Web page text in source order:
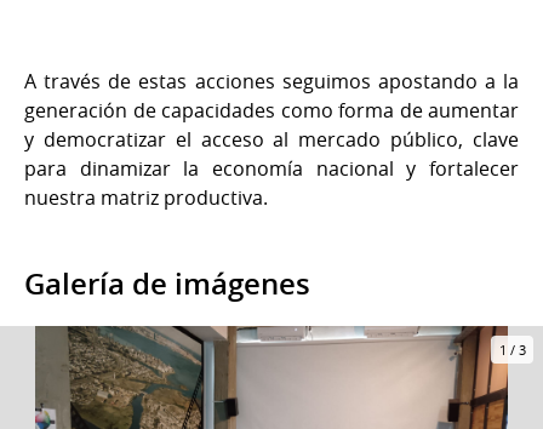
A través de estas acciones seguimos apostando a la
generación de capacidades como forma de aumentar
y democratizar el acceso al mercado público, clave
para dinamizar la economía nacional y fortalecer
nuestra matriz productiva.
Galería de imágenes
1 / 3